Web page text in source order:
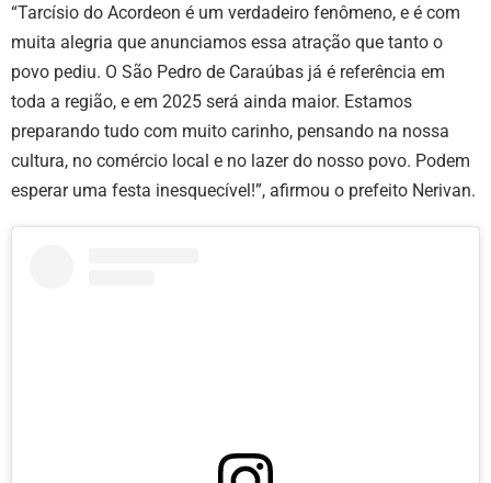
“Tarcísio do Acordeon é um verdadeiro fenômeno, e é com
muita alegria que anunciamos essa atração que tanto o
povo pediu. O São Pedro de Caraúbas já é referência em
toda a região, e em 2025 será ainda maior. Estamos
preparando tudo com muito carinho, pensando na nossa
cultura, no comércio local e no lazer do nosso povo. Podem
esperar uma festa inesquecível!”, afirmou o prefeito Nerivan.